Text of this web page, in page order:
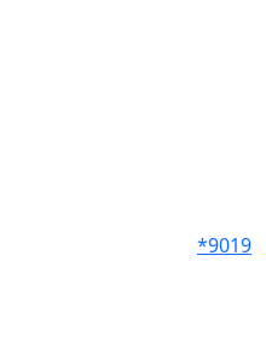
*9019